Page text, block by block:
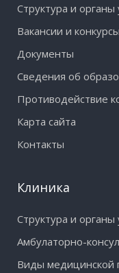
Структура и органы
Вакансии и конкурсы
Документы
Сведения об
Противодействие
Карта сайта
Контакты
Клиника
Структура и органы
Амбулаторно-
Виды медицинской